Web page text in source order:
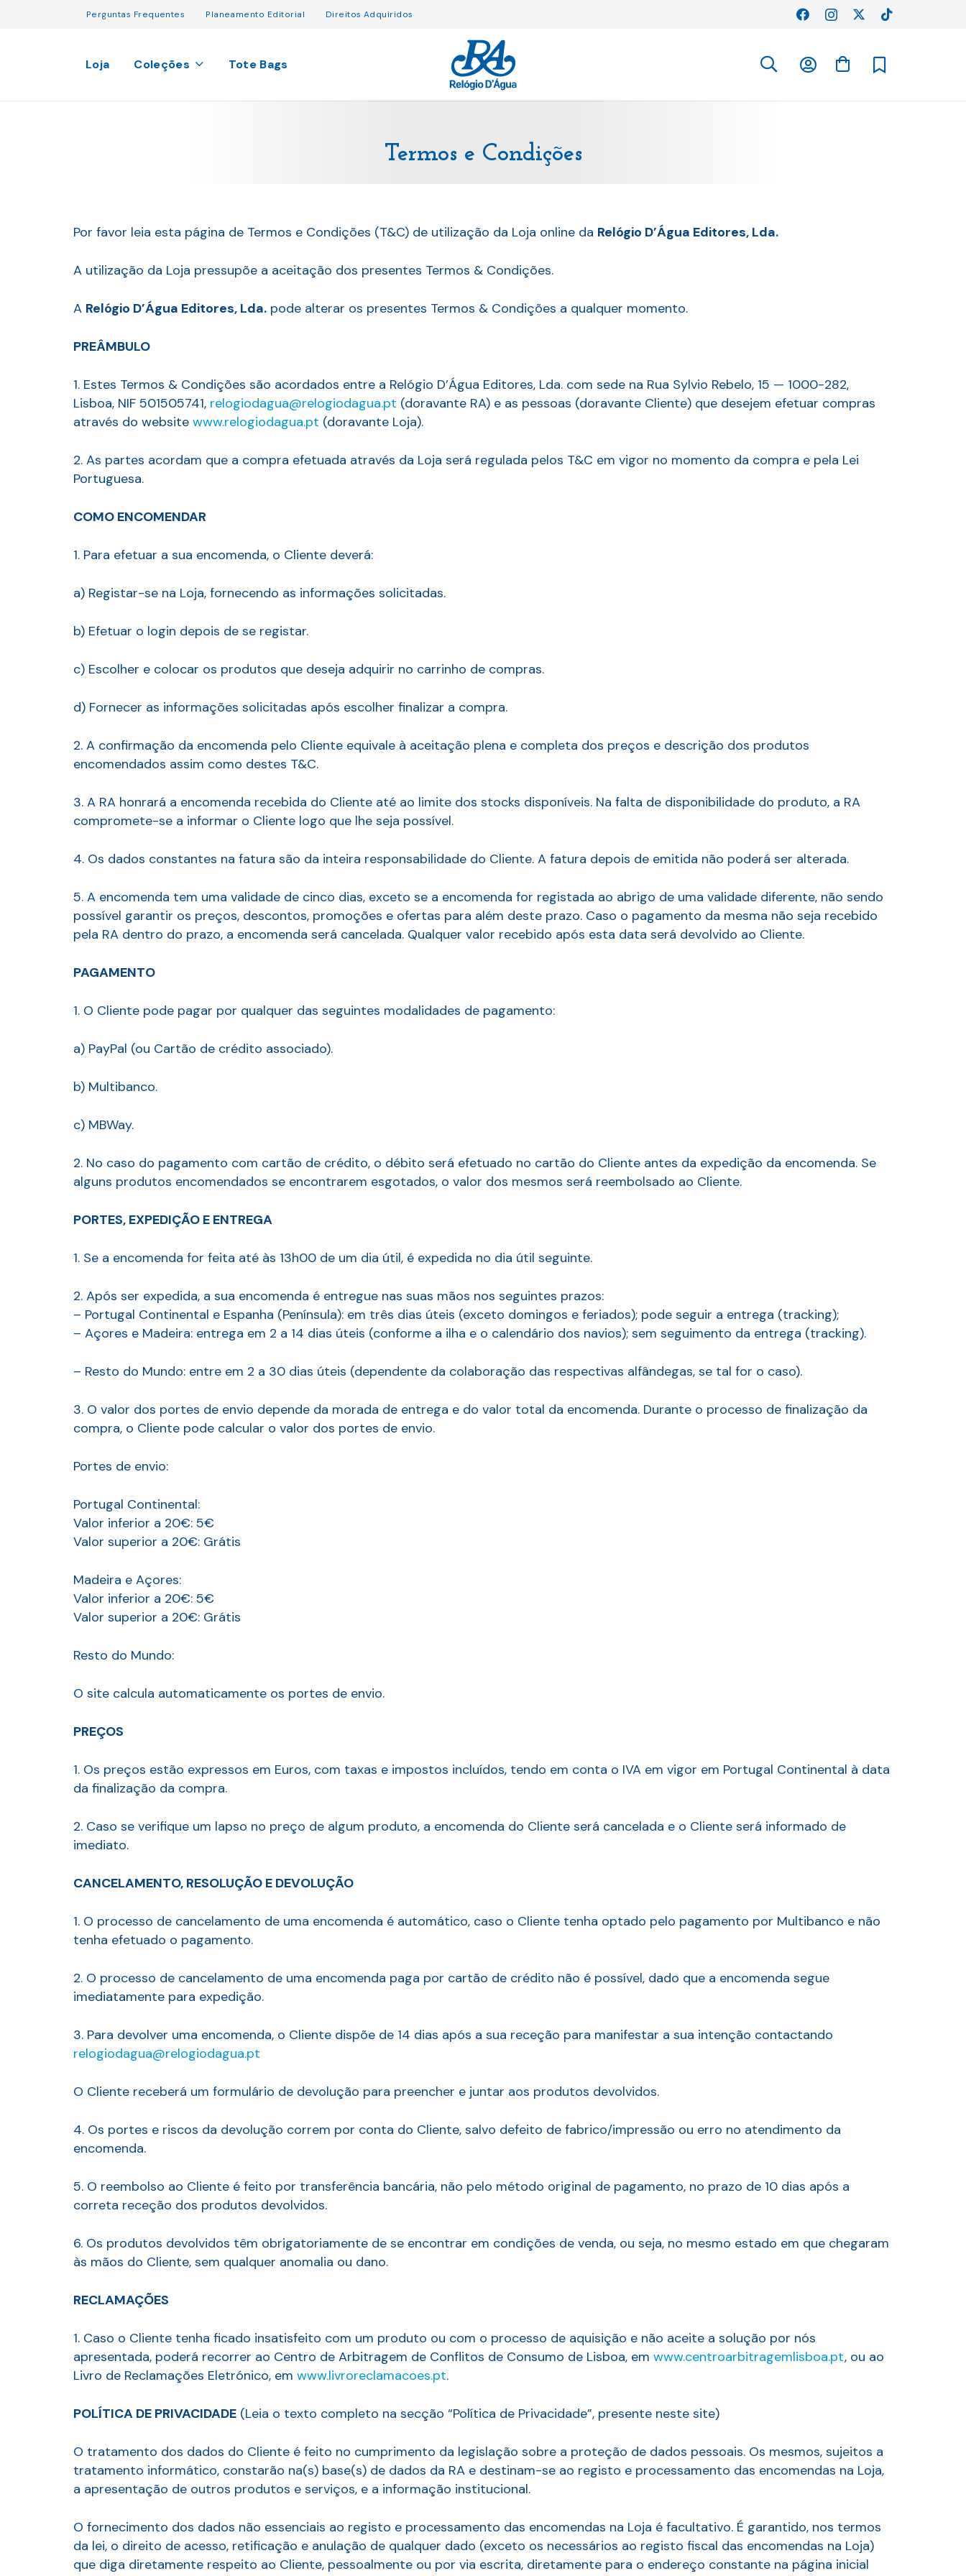
Perguntas Frequentes Planeamento Editorial Direitos Adquiridos
Loja Coleções Tote Bags
Termos e Condições
Por favor leia esta página de Termos e Condições (T&C) de utilização da Loja online da Relógio D’Água Editores, Lda.
A utilização da Loja pressupõe a aceitação dos presentes Termos & Condições.
A Relógio D’Água Editores, Lda. pode alterar os presentes Termos & Condições a qualquer momento.
PREÂMBULO
1. Estes Termos & Condições são acordados entre a Relógio D’Água Editores, Lda. com sede na Rua Sylvio Rebelo, 15 — 1000-282,
Lisboa, NIF 501505741, relogiodagua@relogiodagua.pt (doravante RA) e as pessoas (doravante Cliente) que desejem efetuar compras
através do website www.relogiodagua.pt (doravante Loja).
2. As partes acordam que a compra efetuada através da Loja será regulada pelos T&C em vigor no momento da compra e pela Lei
Portuguesa.
COMO ENCOMENDAR
1. Para efetuar a sua encomenda, o Cliente deverá:
a) Registar-se na Loja, fornecendo as informações solicitadas.
b) Efetuar o login depois de se registar.
c) Escolher e colocar os produtos que deseja adquirir no carrinho de compras.
d) Fornecer as informações solicitadas após escolher finalizar a compra.
2. A confirmação da encomenda pelo Cliente equivale à aceitação plena e completa dos preços e descrição dos produtos
encomendados assim como destes T&C.
3. A RA honrará a encomenda recebida do Cliente até ao limite dos stocks disponíveis. Na falta de disponibilidade do produto, a RA
compromete-se a informar o Cliente logo que lhe seja possível.
4. Os dados constantes na fatura são da inteira responsabilidade do Cliente. A fatura depois de emitida não poderá ser alterada.
5. A encomenda tem uma validade de cinco dias, exceto se a encomenda for registada ao abrigo de uma validade diferente, não sendo
possível garantir os preços, descontos, promoções e ofertas para além deste prazo. Caso o pagamento da mesma não seja recebido
pela RA dentro do prazo, a encomenda será cancelada. Qualquer valor recebido após esta data será devolvido ao Cliente.
PAGAMENTO
1. O Cliente pode pagar por qualquer das seguintes modalidades de pagamento:
a) PayPal (ou Cartão de crédito associado).
b) Multibanco.
c) MBWay.
2. No caso do pagamento com cartão de crédito, o débito será efetuado no cartão do Cliente antes da expedição da encomenda. Se
alguns produtos encomendados se encontrarem esgotados, o valor dos mesmos será reembolsado ao Cliente.
PORTES, EXPEDIÇÃO E ENTREGA
1. Se a encomenda for feita até às 13h00 de um dia útil, é expedida no dia útil seguinte.
2. Após ser expedida, a sua encomenda é entregue nas suas mãos nos seguintes prazos:
– Portugal Continental e Espanha (Península): em três dias úteis (exceto domingos e feriados); pode seguir a entrega (tracking);
– Açores e Madeira: entrega em 2 a 14 dias úteis (conforme a ilha e o calendário dos navios); sem seguimento da entrega (tracking).
– Resto do Mundo: entre em 2 a 30 dias úteis (dependente da colaboração das respectivas alfândegas, se tal for o caso).
3. O valor dos portes de envio depende da morada de entrega e do valor total da encomenda. Durante o processo de finalização da
compra, o Cliente pode calcular o valor dos portes de envio.
Portes de envio:
Portugal Continental:
Valor inferior a 20€: 5€
Valor superior a 20€: Grátis
Madeira e Açores:
Valor inferior a 20€: 5€
Valor superior a 20€: Grátis
Resto do Mundo:
O site calcula automaticamente os portes de envio.
PREÇOS
1. Os preços estão expressos em Euros, com taxas e impostos incluídos, tendo em conta o IVA em vigor em Portugal Continental à data
da finalização da compra.
2. Caso se verifique um lapso no preço de algum produto, a encomenda do Cliente será cancelada e o Cliente será informado de
imediato.
CANCELAMENTO, RESOLUÇÃO E DEVOLUÇÃO
1. O processo de cancelamento de uma encomenda é automático, caso o Cliente tenha optado pelo pagamento por Multibanco e não
tenha efetuado o pagamento.
2. O processo de cancelamento de uma encomenda paga por cartão de crédito não é possível, dado que a encomenda segue
imediatamente para expedição.
3. Para devolver uma encomenda, o Cliente dispõe de 14 dias após a sua receção para manifestar a sua intenção contactando
relogiodagua@relogiodagua.pt
O Cliente receberá um formulário de devolução para preencher e juntar aos produtos devolvidos.
4. Os portes e riscos da devolução correm por conta do Cliente, salvo defeito de fabrico/impressão ou erro no atendimento da
encomenda.
5. O reembolso ao Cliente é feito por transferência bancária, não pelo método original de pagamento, no prazo de 10 dias após a
correta receção dos produtos devolvidos.
6. Os produtos devolvidos têm obrigatoriamente de se encontrar em condições de venda, ou seja, no mesmo estado em que chegaram
às mãos do Cliente, sem qualquer anomalia ou dano.
RECLAMAÇÕES
1. Caso o Cliente tenha ficado insatisfeito com um produto ou com o processo de aquisição e não aceite a solução por nós
apresentada, poderá recorrer ao Centro de Arbitragem de Conflitos de Consumo de Lisboa, em www.centroarbitragemlisboa.pt, ou ao
Livro de Reclamações Eletrónico, em www.livroreclamacoes.pt.
POLÍTICA DE PRIVACIDADE (Leia o texto completo na secção “Política de Privacidade”, presente neste site)
O tratamento dos dados do Cliente é feito no cumprimento da legislação sobre a proteção de dados pessoais. Os mesmos, sujeitos a
tratamento informático, constarão na(s) base(s) de dados da RA e destinam-se ao registo e processamento das encomendas na Loja,
a apresentação de outros produtos e serviços, e a informação institucional.
O fornecimento dos dados não essenciais ao registo e processamento das encomendas na Loja é facultativo. É garantido, nos termos
da lei, o direito de acesso, retificação e anulação de qualquer dado (exceto os necessários ao registo fiscal das encomendas na Loja)
que diga diretamente respeito ao Cliente, pessoalmente ou por via escrita, diretamente para o endereço constante na página inicial